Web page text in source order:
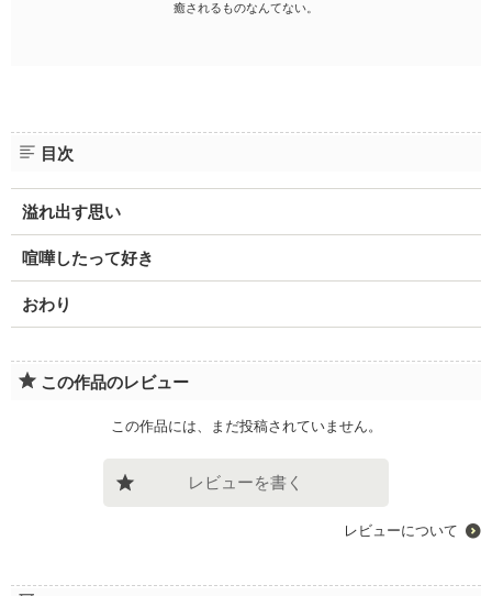
癒されるものなんてない。
目次
溢れ出す思い
喧嘩したって好き
おわり
この作品のレビュー
この作品には、まだ投稿されていません。
レビューを書く
レビューについて